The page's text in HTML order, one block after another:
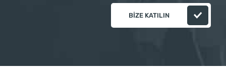
BIZE KATILIN